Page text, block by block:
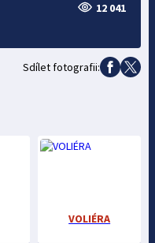
12 041
Sdílet fotografii:
VOLIÉRA